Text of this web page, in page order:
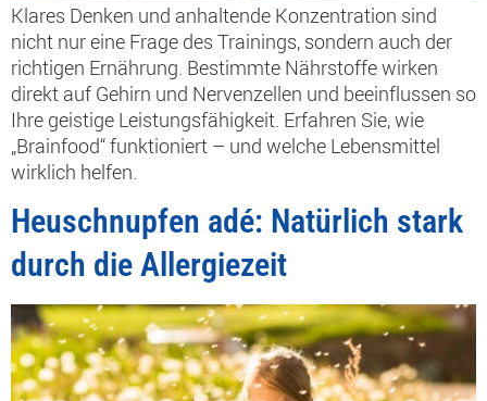
Klares Denken und anhaltende Konzentration sind
nicht nur eine Frage des Trainings, sondern auch der
richtigen Ernährung. Bestimmte Nährstoffe wirken
direkt auf Gehirn und Nervenzellen und beeinflussen so
Ihre geistige Leistungsfähigkeit. Erfahren Sie, wie
„Brainfood“ funktioniert – und welche Lebensmittel
wirklich helfen.
Heuschnupfen adé: Natürlich stark
durch die Allergiezeit